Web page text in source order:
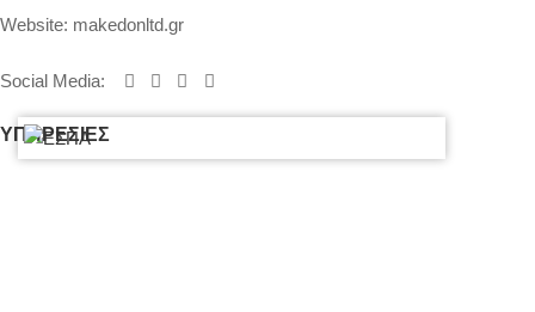
Website: makedonltd.gr
Social Media:
ΥΠΗΡΕΣΙΕΣ